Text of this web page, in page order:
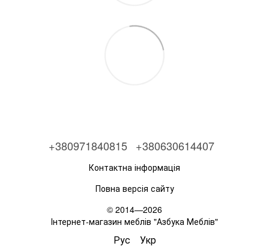
+380971840815 +380630614407
Контактна інформація
Повна версія сайту
© 2014—2026
Інтернет-магазин меблів "Азбука Меблів"
Рус Укр